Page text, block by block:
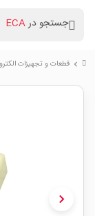
جستجو درECA
chevron_right قطعات و تجهیزات
chevron_right